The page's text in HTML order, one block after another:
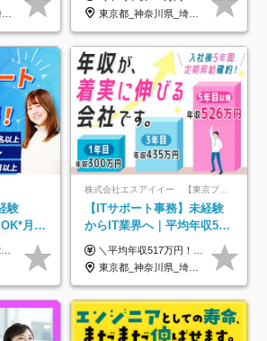
縄県
年3回◆5年目まで必ず昇給
東京都_神奈川県_埼玉県_千葉県_大阪府_愛知県_北海道_青森県_岩手県_宮城県_秋田県_山形県_福島県_茨城県_栃木県_群馬県_新潟県_山梨県_長野県_富山県_石川県_福井県_静岡県_岐阜県_三重県_兵庫県_京都府_滋賀県_奈良県_和歌山県_広島県_岡山県_鳥取県_島根県_山口県_徳島県_香川県_愛媛県_高知県_福岡県_熊本県_佐賀県_長崎県_大分県_宮崎県_鹿児島県_沖縄県
験
月給
ヶ月の
ん）
株式会社エスアイイー 【東京プロマーケット上場】
【ITサポート事務】未経験
からIT業界へ｜平均年収517
万円｜ホワイト企業認定｜
年休134日｜リモートOK
＼平均年収517万円！入社5年目まで毎年必ず昇給／ ■賞与年3回 ■年収800万円以上も可 ■入社3年以上の平均年収469.2万円 月給23万2000円以上＋賞与年3回＋各種手当 ☆入社5年目まで最大1万5000円の定期昇給を確約 ┃各種手当充実 ・規定の資格を取得すれば、2000円～5万円を毎月支給（2万4000円～60万円／年） ・研修中に取得した取得率95％の資格でも研修後の給料UP ※月給は年齢・経験・能力を考慮して、優遇いたします ※上記月給金額は固定残業代（20時間/3万1300円円以上）を含み、超過分は別途支給いたします ※試用期間（6ヶ月）は月給に変動はありますが、その他待遇に差異はありません ├入社後1ヶ月～3ヶ月間は、月給20万1900円となります └上記金額は固定残業代（10時間／1万6000円）を含み、超過分は別途支給いたします
東京都_神奈川県_埼玉県_千葉県_大阪府_愛知県_北海道_青森県_岩手県_宮城県_秋田県_山形県_福島県_茨城県_栃木県_群馬県_新潟県_山梨県_長野県_富山県_石川県_福井県_静岡県_岐阜県_三重県_兵庫県_京都府_滋賀県_奈良県_和歌山県_広島県_岡山県_鳥取県_島根県_山口県_徳島県_香川県_愛媛県_高知県_福岡県_熊本県_佐賀県_長崎県_大分県_宮崎県_鹿児島県_沖縄県